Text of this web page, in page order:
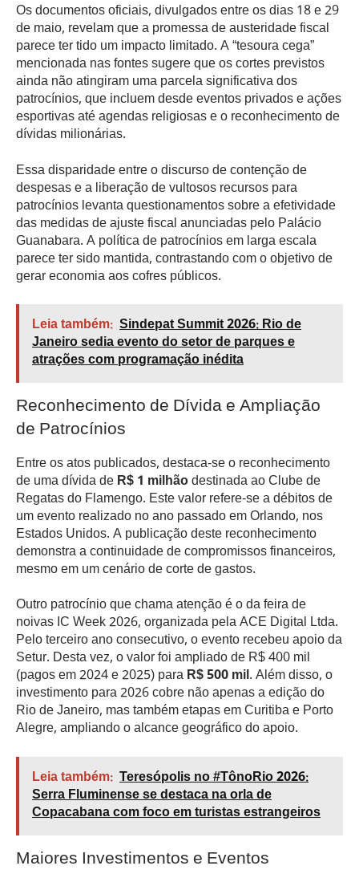
Os documentos oficiais, divulgados entre os dias 18 e 29
de maio, revelam que a promessa de austeridade fiscal
parece ter tido um impacto limitado. A “tesoura cega”
mencionada nas fontes sugere que os cortes previstos
ainda não atingiram uma parcela significativa dos
patrocínios, que incluem desde eventos privados e ações
esportivas até agendas religiosas e o reconhecimento de
dívidas milionárias.
Essa disparidade entre o discurso de contenção de
despesas e a liberação de vultosos recursos para
patrocínios levanta questionamentos sobre a efetividade
das medidas de ajuste fiscal anunciadas pelo Palácio
Guanabara. A política de patrocínios em larga escala
parece ter sido mantida, contrastando com o objetivo de
gerar economia aos cofres públicos.
Leia também: Sindepat Summit 2026: Rio de
Janeiro sedia evento do setor de parques e
atrações com programação inédita
Reconhecimento de Dívida e Ampliação
de Patrocínios
Entre os atos publicados, destaca-se o reconhecimento
de uma dívida deR$ 1 milhãodestinada ao Clube de
Regatas do Flamengo. Este valor refere-se a débitos de
um evento realizado no ano passado em Orlando, nos
Estados Unidos. A publicação deste reconhecimento
demonstra a continuidade de compromissos financeiros,
mesmo em um cenário de corte de gastos.
Outro patrocínio que chama atenção é o da feira de
noivas IC Week 2026, organizada pela ACE Digital Ltda.
Pelo terceiro ano consecutivo, o evento recebeu apoio da
Setur. Desta vez, o valor foi ampliado de R$ 400 mil
(pagos em 2024 e 2025) paraR$ 500 mil. Além disso, o
investimento para 2026 cobre não apenas a edição do
Rio de Janeiro, mas também etapas em Curitiba e Porto
Alegre, ampliando o alcance geográfico do apoio.
Leia também: Teresópolis no #TônoRio 2026:
Serra Fluminense se destaca na orla de
Copacabana com foco em turistas estrangeiros
Maiores Investimentos e Eventos